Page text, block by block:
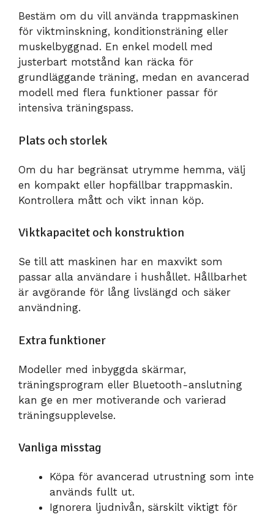
Bestäm om du vill använda trappmaskinen
för viktminskning, konditionsträning eller
muskelbyggnad. En enkel modell med
justerbart motstånd kan räcka för
grundläggande träning, medan en avancerad
modell med flera funktioner passar för
intensiva träningspass.
Plats och storlek
Om du har begränsat utrymme hemma, välj
en kompakt eller hopfällbar trappmaskin.
Kontrollera mått och vikt innan köp.
Viktkapacitet och konstruktion
Se till att maskinen har en maxvikt som
passar alla användare i hushållet. Hållbarhet
är avgörande för lång livslängd och säker
användning.
Extra funktioner
Modeller med inbyggda skärmar,
träningsprogram eller Bluetooth-anslutning
kan ge en mer motiverande och varierad
träningsupplevelse.
Vanliga misstag
Köpa för avancerad utrustning som inte
används fullt ut.
Ignorera ljudnivån, särskilt viktigt för